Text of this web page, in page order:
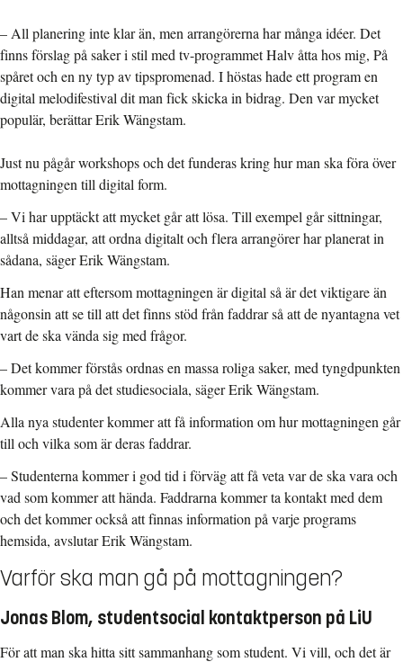
– All planering inte klar än, men arrangörerna har många idéer. Det
finns förslag på saker i stil med tv-programmet Halv åtta hos mig, På
spåret och en ny typ av tipspromenad. I höstas hade ett program en
digital melodifestival dit man fick skicka in bidrag. Den var mycket
populär, berättar Erik Wängstam.
Just nu pågår workshops och det funderas kring hur man ska föra över
mottagningen till digital form.
– Vi har upptäckt att mycket går att lösa. Till exempel går sittningar,
alltså middagar, att ordna digitalt och flera arrangörer har planerat in
sådana, säger Erik Wängstam.
Han menar att eftersom mottagningen är digital så är det viktigare än
någonsin att se till att det finns stöd från faddrar så att de nyantagna vet
vart de ska vända sig med frågor.
– Det kommer förstås ordnas en massa roliga saker, med tyngdpunkten
kommer vara på det studiesociala, säger Erik Wängstam.
Alla nya studenter kommer att få information om hur mottagningen går
till och vilka som är deras faddrar.
– Studenterna kommer i god tid i förväg att få veta var de ska vara och
vad som kommer att hända. Faddrarna kommer ta kontakt med dem
och det kommer också att finnas information på varje programs
hemsida, avslutar Erik Wängstam.
Varför ska man gå på mottagningen?
Jonas Blom, studentsocial kontaktperson på LiU
För att man ska hitta sitt sammanhang som student. Vi vill, och det är